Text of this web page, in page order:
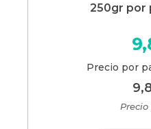
250gr por
Precio por